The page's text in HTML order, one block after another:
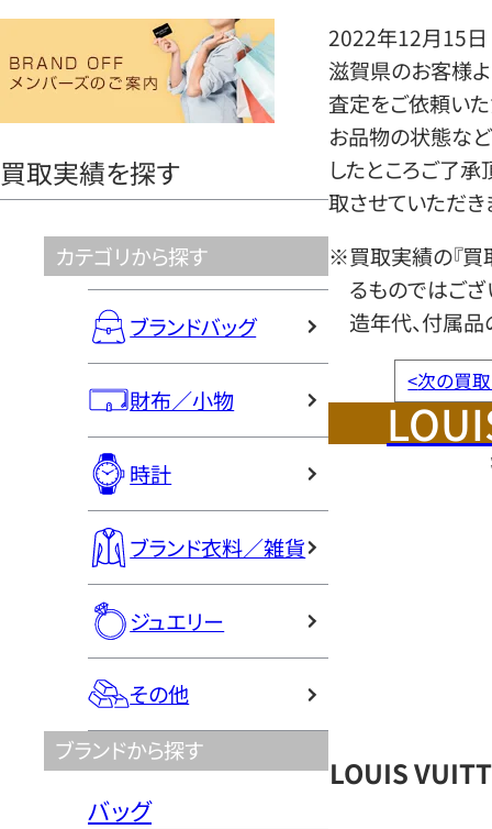
ヤ
買取実績を探す
カテゴリから探す
ブランドバッグ
財布／小物
時計
ブランド衣料／雑貨
ジュエリー
その他
ブランドから探す
バッグ
2022年12月15日
滋賀県のお客様よ
査定をご依頼いた
お品物の状態など
したところご了
取させていただき
※買取実績の『買
るものではござ
造年代、付属品
<次の買
LOUIS